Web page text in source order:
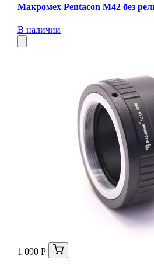
Макромех Pentaсon M42 без
В наличии
1 090 Р